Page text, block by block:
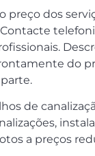
preço dos
do
de
a preços